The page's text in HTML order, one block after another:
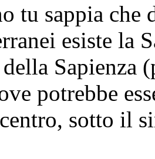
tu sappia che
esiste la
Sapienza
potrebbe
sotto il